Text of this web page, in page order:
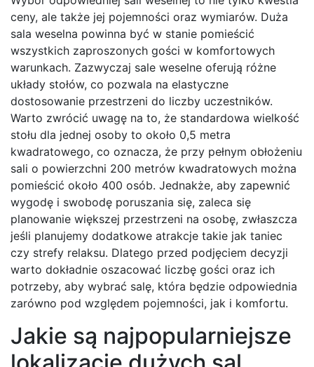
ceny, ale także jej pojemności oraz wymiarów. Duża
sala weselna powinna być w stanie pomieścić
wszystkich zaproszonych gości w komfortowych
warunkach. Zazwyczaj sale weselne oferują różne
układy stołów, co pozwala na elastyczne
dostosowanie przestrzeni do liczby uczestników.
Warto zwrócić uwagę na to, że standardowa wielkość
stołu dla jednej osoby to około 0,5 metra
kwadratowego, co oznacza, że przy pełnym obłożeniu
sali o powierzchni 200 metrów kwadratowych można
pomieścić około 400 osób. Jednakże, aby zapewnić
wygodę i swobodę poruszania się, zaleca się
planowanie większej przestrzeni na osobę, zwłaszcza
jeśli planujemy dodatkowe atrakcje takie jak taniec
czy strefy relaksu. Dlatego przed podjęciem decyzji
warto dokładnie oszacować liczbę gości oraz ich
potrzeby, aby wybrać salę, która będzie odpowiednia
zarówno pod względem pojemności, jak i komfortu.
Jakie są najpopularniejsze